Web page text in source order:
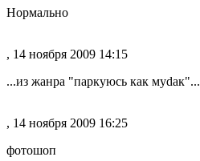
Нормально
, 14 ноября 2009 14:15
...из жанра "паркуюсь как муdак"...
, 14 ноября 2009 16:25
фотошоп